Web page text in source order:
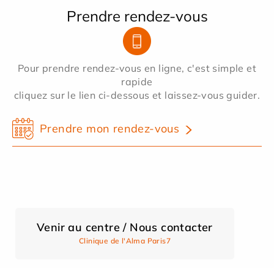
Prendre rendez-vous
Pour prendre rendez-vous en ligne, c'est simple et
rapide
cliquez sur le lien ci-dessous et laissez-vous guider.
Prendre mon rendez-vous
Venir au centre / Nous contacter
Clinique de l'Alma Paris7